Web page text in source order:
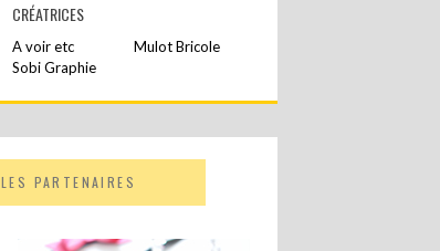
CRÉATRICES
A voir etc
Mulot Bricole
Sobi Graphie
LES PARTENAIRES